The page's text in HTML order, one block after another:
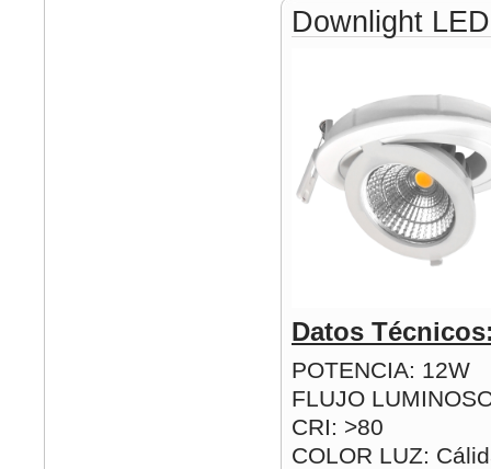
Downlight
Datos
POTENCIA: 12W
FLUJO
CRI: >80
COLOR LUZ: